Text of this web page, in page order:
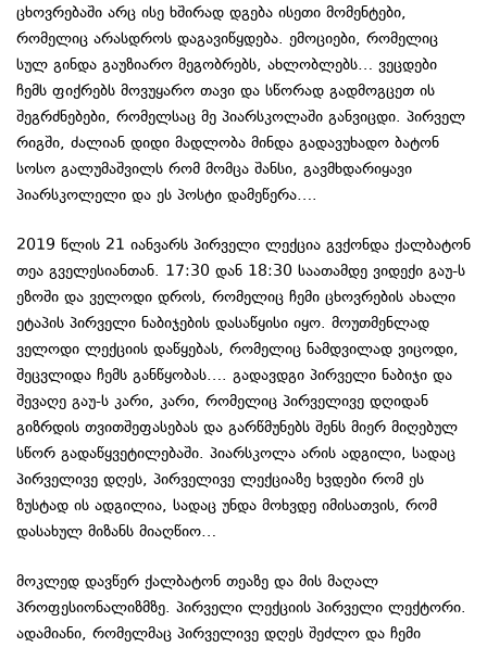
ცხოვრებაში არც ისე ხშირად დგება ისეთი მომენტები,
რომელიც არასდროს დაგავიწყდება. ემოციები, რომელიც
სულ გინდა გაუზიარო მეგობრებს, ახლობლებს… ვეცდები
ჩემს ფიქრებს მოვუყარო თავი და სწორად გადმოგცეთ ის
შეგრძნებები, რომელსაც მე პიარსკოლაში განვიცდი. პირველ
რიგში, ძალიან დიდი მადლობა მინდა გადავუხადო ბატონ
სოსო გალუმაშვილს რომ მომცა შანსი, გავმხდარიყავი
პიარსკოლელი და ეს პოსტი დამეწერა….
2019 წლის 21 იანვარს პირველი ლექცია გვქონდა ქალბატონ
თეა გველესიანთან. 17:30 დან 18:30 საათამდე ვიდექი გაუ-ს
ეზოში და ველოდი დროს, რომელიც ჩემი ცხოვრების ახალი
ეტაპის პირველი ნაბიჯების დასაწყისი იყო. მოუთმენლად
ველოდი ლექციის დაწყებას, რომელიც ნამდვილად ვიცოდი,
შეცვლიდა ჩემს განწყობას…. გადავდგი პირველი ნაბიჯი და
შევაღე გაუ-ს კარი, კარი, რომელიც პირველივე დღიდან
გიზრდის თვითშეფასებას და გარწმუნებს შენს მიერ მიღებულ
სწორ გადაწყვეტილებაში. პიარსკოლა არის ადგილი, სადაც
პირველივე დღეს, პირველივე ლექციაზე ხვდები რომ ეს
ზუსტად ის ადგილია, სადაც უნდა მოხვდე იმისათვის, რომ
დასახულ მიზანს მიაღწიო…
მოკლედ დავწერ ქალბატონ თეაზე და მის მაღალ
პროფესიონალიზმზე. პირველი ლექციის პირველი ლექტორი.
ადამიანი, რომელმაც პირველივე დღეს შეძლო და ჩემი